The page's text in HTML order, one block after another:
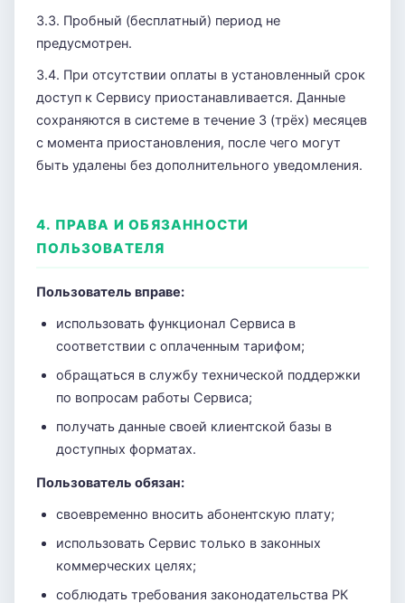
3.3. Пробный (бесплатный) период не
предусмотрен.
3.4. При отсутствии оплаты в установленный срок
доступ к Сервису приостанавливается. Данные
сохраняются в системе в течение 3 (трёх) месяцев
с момента приостановления, после чего могут
быть удалены без дополнительного уведомления.
4. ПРАВА И ОБЯЗАННОСТИ
ПОЛЬЗОВАТЕЛЯ
Пользователь вправе:
использовать функционал Сервиса в
соответствии с оплаченным тарифом;
обращаться в службу технической поддержки
по вопросам работы Сервиса;
получать данные своей клиентской базы в
доступных форматах.
Пользователь обязан:
своевременно вносить абонентскую плату;
использовать Сервис только в законных
коммерческих целях;
соблюдать требования законодательства РК